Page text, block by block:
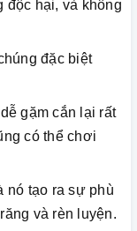
độc hại, và không
đặc biệt
gặm cắn lại rất
có thể chơi
nó tạo ra sự phù
và rèn luyện.